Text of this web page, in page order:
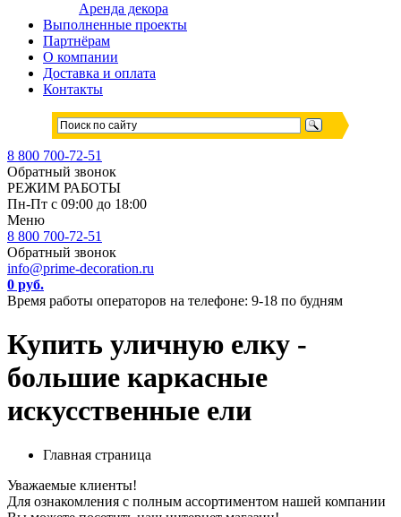
Аренда декора
Выполненные проекты
Партнёрам
О компании
Доставка и оплата
Контакты
8 800 700-72-51
Обратный звонок
РЕЖИМ РАБОТЫ
Пн-Пт с 09:00 до 18:00
Меню
8 800 700-72-51
Обратный звонок
info@prime-decoration.ru
0 руб.
Время работы операторов на телефоне: 9-18 по будням
Купить уличную елку -
большие каркасные
искусственные ели
Главная страница
Уважаемые клиенты!
Для ознакомления с полным ассортиментом нашей компании